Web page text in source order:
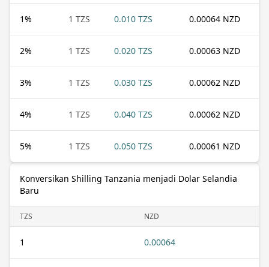
1% 1 TZS 0.010 TZS 0.00064 NZD
2% 1 TZS 0.020 TZS 0.00063 NZD
3% 1 TZS 0.030 TZS 0.00062 NZD
4% 1 TZS 0.040 TZS 0.00062 NZD
5% 1 TZS 0.050 TZS 0.00061 NZD
Konversikan Shilling Tanzania menjadi Dolar Selandia
Baru
TZS NZD
1 0.00064